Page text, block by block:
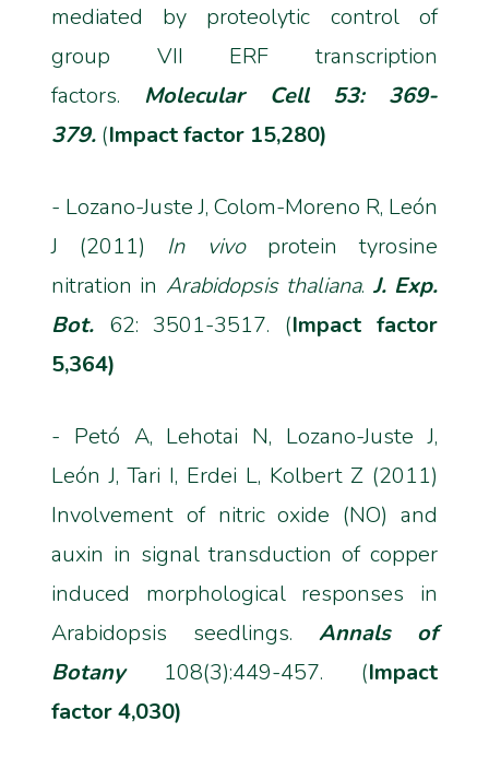
mediated by proteolytic control of
group VII ERF transcription
factors. Molecular Cell 53: 369-
379.(Impact factor 15,280)
- Lozano-Juste J, Colom-Moreno R, León
J (2011) In vivoprotein tyrosine
nitration in Arabidopsis thaliana. J. Exp.
Bot.62: 3501-3517. (Impact factor
5,364)
- Petó A, Lehotai N, Lozano-Juste J,
León J, Tari I, Erdei L, Kolbert Z (2011)
Involvement of nitric oxide (NO) and
auxin in signal transduction of copper
induced morphological responses in
Arabidopsis seedlings.Annals of
Botany108(3):449-457. (Impact
factor 4,030)